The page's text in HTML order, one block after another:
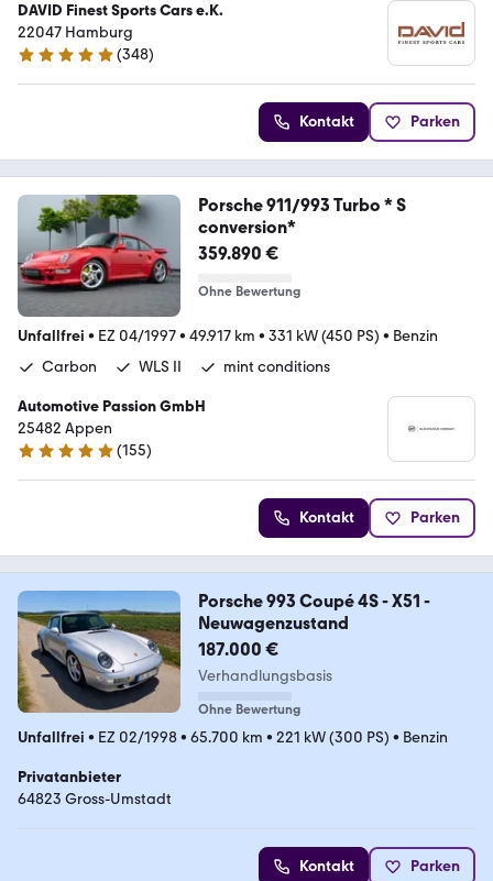
DAVID Finest Sports Cars e.K.
22047 Hamburg
4.9 Sterne
(348)
Kontakt Parken
Porsche 911/993 Turbo * S
conversion*
359.890 €
Ohne Bewertung
Unfallfrei • EZ 04/1997• 49.917 km • 331 kW (450 PS) • Benzin
Carbon
WLS II mint conditions
Automotive Passion GmbH
25482 Appen
5 Sterne
(155)
Kontakt Parken
Porsche 993 Coupé 4S - X51 -
Neuwagenzustand
187.000 €
Verhandlungsbasis
Ohne Bewertung
Unfallfrei • EZ 02/1998• 65.700 km • 221 kW (300 PS) • Benzin
Privatanbieter
64823 Gross-Umstadt
Kontakt Parken